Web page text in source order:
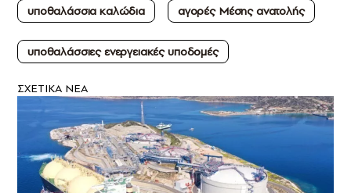
υποθαλάσσια καλώδια
αγορές Μέσης ανατολής
υποθαλάσσιες ενεργειακές υποδομές
ΣXETIKA NEA